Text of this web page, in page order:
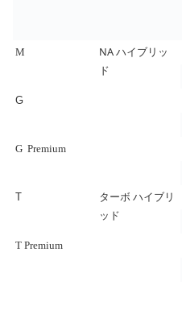
M
NA ハイブリッ
ド
G
G Premium
T
ターボ ハイブリ
ッド
T Premium